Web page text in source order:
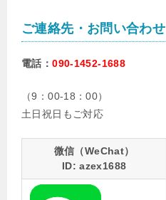
ご連絡先・お問い合わせ
電話：090-1452-1688
（9：00-18：00）
土日祝日もご対応
微信（WeChat）
ID: azex1688